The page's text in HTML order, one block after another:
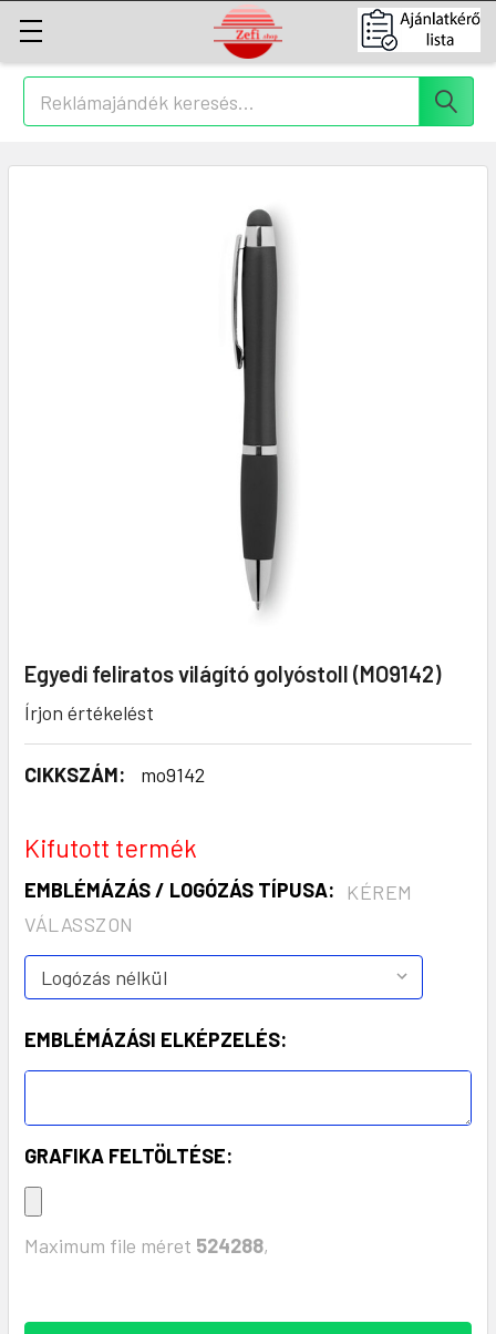
Keresés
Egyedi feliratos világító golyóstoll (MO9142)
Írjon értékelést
CIKKSZÁM: mo9142
Kifutott termék
EMBLÉMÁZÁS / LOGÓZÁS TÍPUSA:
KÉREM
VÁLASSZON
EMBLÉMÁZÁSI ELKÉPZELÉS:
GRAFIKA FELTÖLTÉSE:
Maximum file méret 524288,
KÉSZLET: